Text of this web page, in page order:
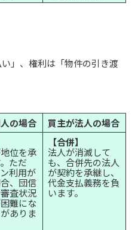
」、権利は「物件の引き渡
の場合
買主が法人の場合
位を承
ただ
利用が
、団信
査状況
難にな
ありま
【合併】
法人が消滅して
も、合併先の法人
が契約を承継し、
代金支払義務を負
います。